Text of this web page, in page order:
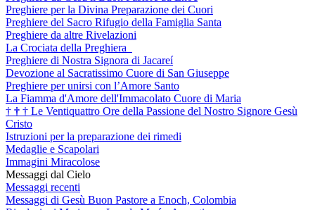
Preghiere per la Divina Preparazione dei Cuori
Preghiere del Sacro Rifugio della Famiglia Santa
Preghiere da altre Rivelazioni
La Crociata della Preghiera
Preghiere di Nostra Signora di Jacareí
Devozione al Sacratissimo Cuore di San Giuseppe
Preghiere per unirsi con l’Amore Santo
La Fiamma d'Amore dell'Immacolato Cuore di Maria
† † † Le Ventiquattro Ore della Passione del Nostro Signore Gesù
Cristo
Istruzioni per la preparazione dei rimedi
Medaglie e Scapolari
Immagini Miracolose
Messaggi dal Cielo
Messaggi recenti
Messaggi di Gesù Buon Pastore a Enoch, Colombia